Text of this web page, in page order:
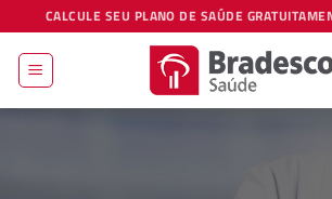
to
content
CALCULE SEU PLANO DE SAÚDE